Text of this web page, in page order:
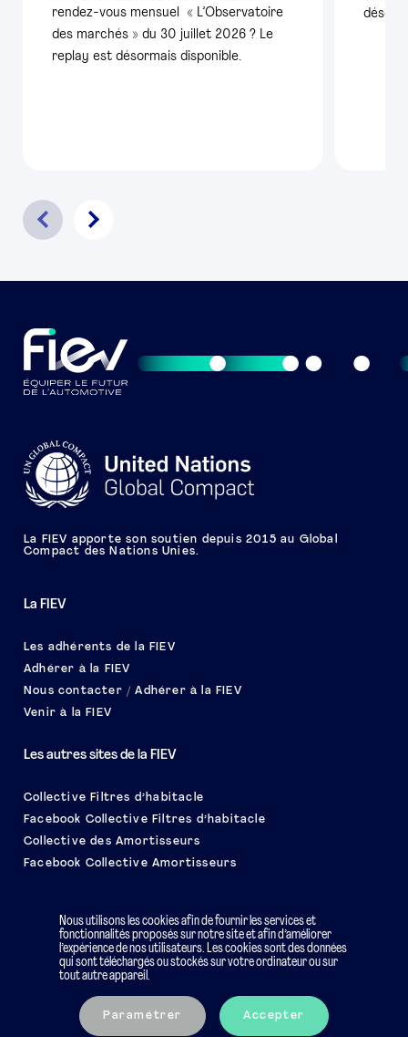
rendez-vous mensuel « L’Observatoire
des marchés » du 30 juillet 2026 ? Le
replay est désormais disponible.
La FIEV
Les adhérents de la FIEV
Adhérer à la FIEV
Nous contacter / Adhérer à la FIEV
Venir à la FIEV
Les autres sites de la FIEV
Collective Filtres d’habitacle
Facebook Collective Filtres d’habitacle
Collective des Amortisseurs
Facebook Collective Amortisseurs
La FIEV apporte son soutien depuis 2015 au Global
Compact des Nations Unies.
Mentions légales Charte éthique
Nous utilisons les cookies afin de fournir les services et
fonctionnalités proposés sur notre site et afin d’améliorer
l’expérience de nos utilisateurs. Les cookies sont des données
qui sont téléchargés ou stockés sur votre ordinateur ou sur
tout autre appareil.
Paramétrer Accepter